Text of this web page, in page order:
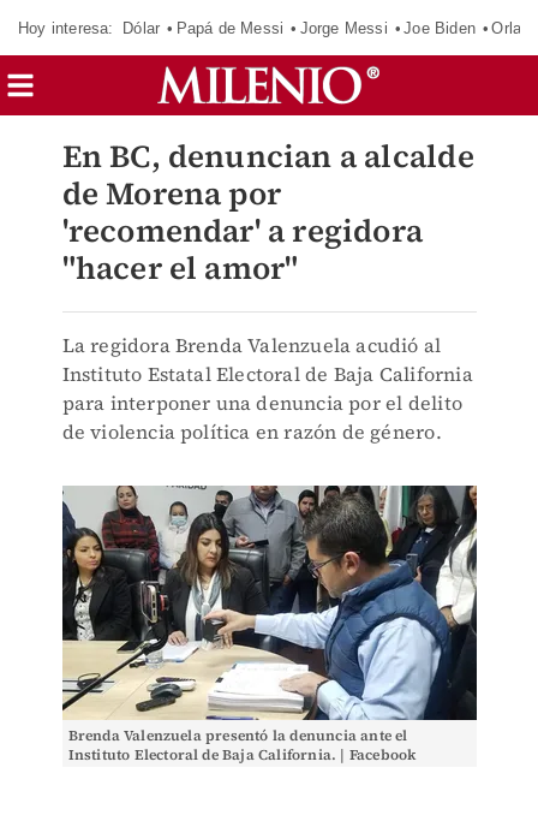
Hoy interesa: Dólar Papá de Messi Jorge Messi Joe Biden
En BC, denuncian a alcalde
de Morena por
'recomendar' a regidora
"hacer el amor"
La regidora Brenda Valenzuela acudió al
Instituto Estatal Electoral de Baja California
para interponer una denuncia por el delito
de violencia política en razón de género.
Brenda Valenzuela presentó la denuncia ante el
Instituto Electoral de Baja California. | Facebook